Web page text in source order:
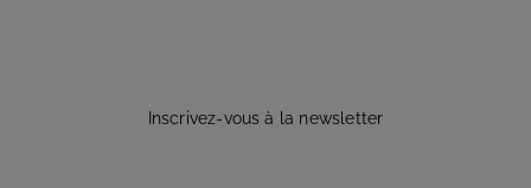
Inscrivez-vous à la newsletter